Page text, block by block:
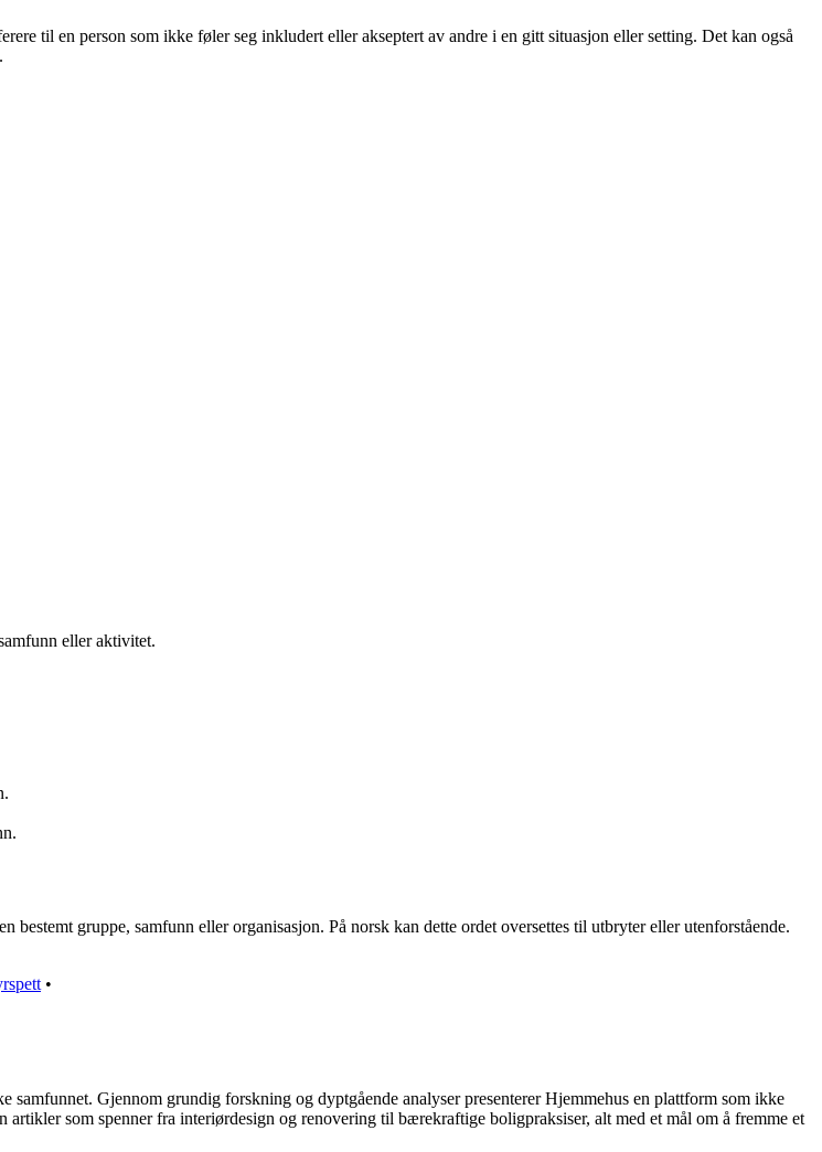
til en person som ikke føler seg inkludert eller akseptert av andre i en gitt situasjon eller setting. Det kan også
eller aktivitet.
gruppe, samfunn eller organisasjon. På norsk kan dette ordet oversettes til utbryter eller utenforstående.
•
Gjennom grundig forskning og dyptgående analyser presenterer Hjemmehus en plattform som ikke
som spenner fra interiørdesign og renovering til bærekraftige boligpraksiser, alt med et mål om å fremme et